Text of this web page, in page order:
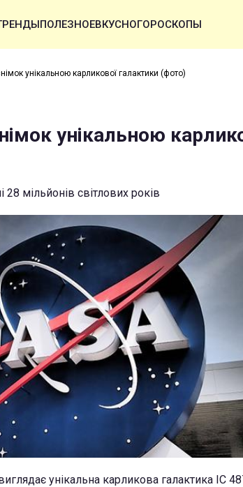
ПОЛЕЗНОЕВКУСНОГОРОСКОПЫ
унікальною карликової галактики (фото)
унікальною
28 мільйонів світлових років
унікальна карликова галактика IC